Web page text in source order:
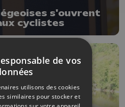
s'ouvrent
cyclistes
de vos
utilisons des cookies
similaires pour stocker et